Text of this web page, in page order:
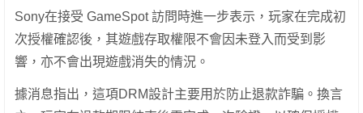
Sony在接受 GameSpot 訪問時進一步表示，玩家在完成初
次授權確認後，其遊戲存取權限不會因未登入而受到影
響，亦不會出現遊戲消失的情況。
據消息指出，這項DRM設計主要用於防止退款詐騙。換言